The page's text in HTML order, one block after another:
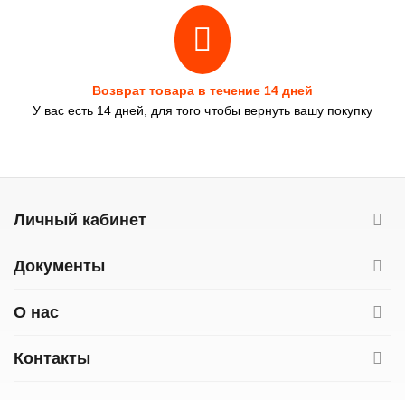
Возврат товара в течение 14 дней
У вас есть 14 дней, для того чтобы вернуть вашу покупку
Личный кабинет
Документы
О нас
Контакты